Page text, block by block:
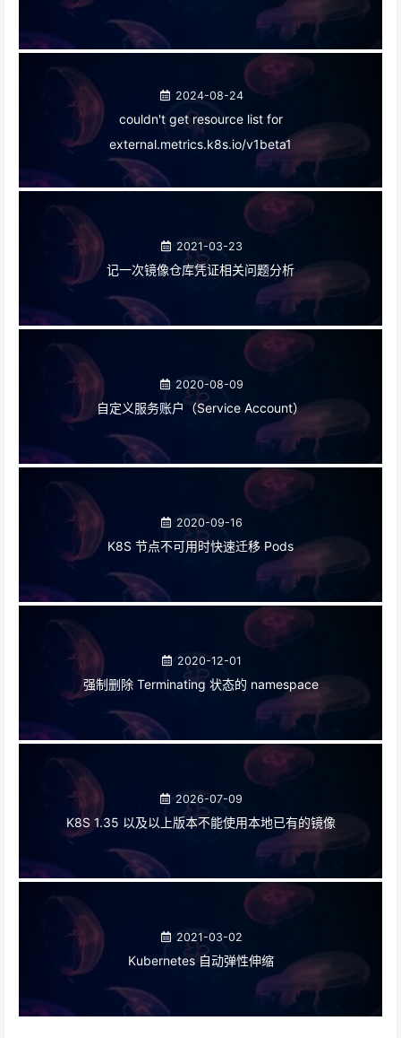
2024-08-24
couldn't get resource list for
external.metrics.k8s.io/v1beta1
2021-03-23
记一次镜像仓库凭证相关问题分析
2020-08-09
自定义服务账户（Service Account）
2020-09-16
K8S 节点不可用时快速迁移 Pods
2020-12-01
强制删除 Terminating 状态的 namespace
2026-07-09
K8S 1.35 以及以上版本不能使用本地已有的镜像
2021-03-02
Kubernetes 自动弹性伸缩